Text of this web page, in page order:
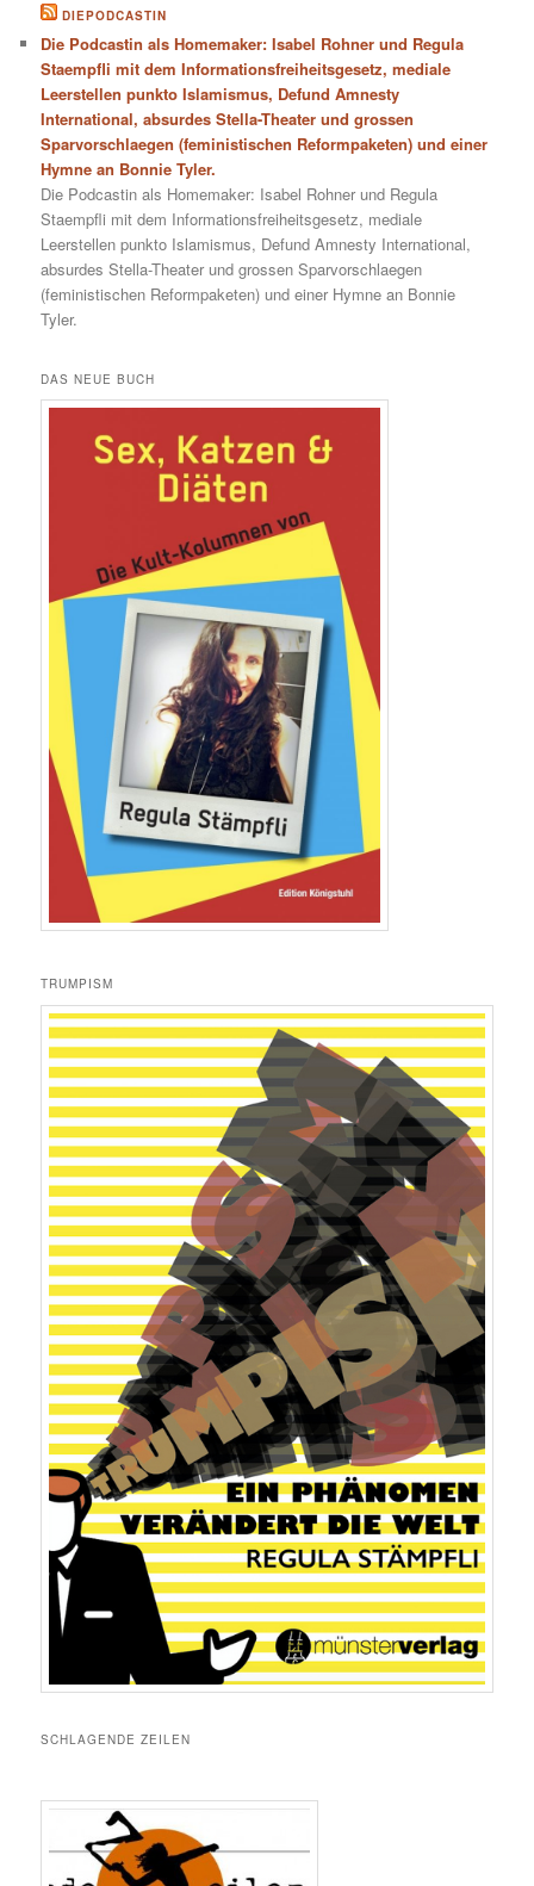
DIEPODCASTIN
Die Podcastin als Homemaker: Isabel Rohner und Regula
Staempfli mit dem Informationsfreiheitsgesetz, mediale
Leerstellen punkto Islamismus, Defund Amnesty
International, absurdes Stella-Theater und grossen
Sparvorschlaegen (feministischen Reformpaketen) und einer
Hymne an Bonnie Tyler.
Die Podcastin als Homemaker: Isabel Rohner und Regula
Staempfli mit dem Informationsfreiheitsgesetz, mediale
Leerstellen punkto Islamismus, Defund Amnesty International,
absurdes Stella-Theater und grossen Sparvorschlaegen
(feministischen Reformpaketen) und einer Hymne an Bonnie
Tyler.
DAS NEUE BUCH
TRUMPISM
SCHLAGENDE ZEILEN